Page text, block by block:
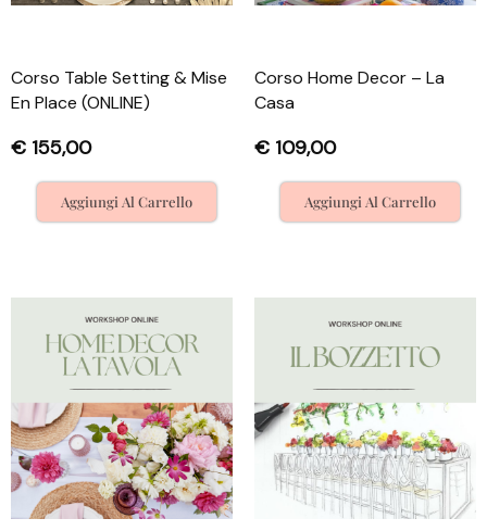
Corso Table Setting & Mise
En Place (ONLINE)
€ 155,00
Aggiungi Al Carrello
Corso Home Decor – La
Casa
€ 109,00
Aggiungi Al Carrello